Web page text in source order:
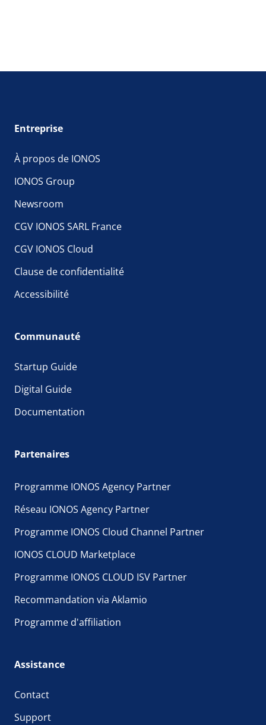
Entreprise
À propos de IONOS
IONOS Group
Newsroom
CGV IONOS SARL France
CGV IONOS Cloud
Clause de confidentialité
Accessibilité
Communauté
Startup Guide
Digital Guide
Documentation
Partenaires
Programme IONOS Agency Partner
Réseau IONOS Agency Partner
Programme IONOS Cloud Channel Partner
IONOS CLOUD Marketplace
Programme IONOS CLOUD ISV Partner
Recommandation via Aklamio
Programme d'affiliation
Assistance
Contact
Support